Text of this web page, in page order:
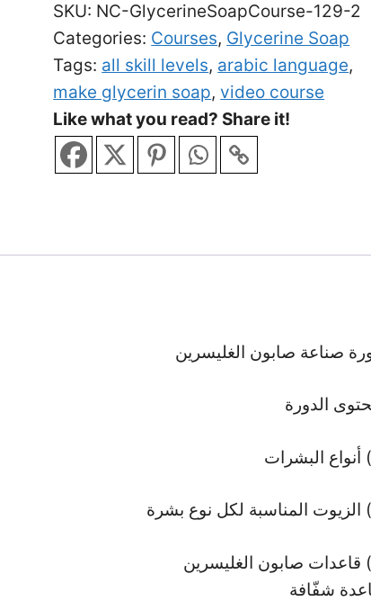
الغليسرين
-
مع
توصيل
الشهادة
الى
المنزل
SKU: NC-GlycerineSoapCourse-129-2
Categories: Courses, Glycerine Soap
Tags: all skill levels, arabic language,
make glycerin soap,video course
Like what you read? Share it!
صناعة صابون الغليسرين
الدورة
شفّافة